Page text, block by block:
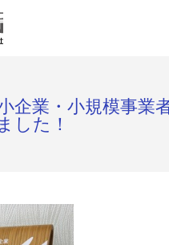
企業・小規模事業
した！